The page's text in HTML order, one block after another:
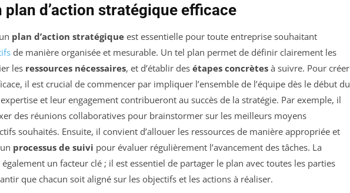
plan d’action stratégique efficace
plan d’action stratégique est essentielle pour toute entreprise souhaitant
de manière organisée et mesurable. Un tel plan permet de définir clairement les
les ressources nécessaires, et d’établir des étapes concrètes à suivre. Pour créer
il est crucial de commencer par impliquer l’ensemble de l’équipe dès le début du
et leur engagement contribueront au succès de la stratégie. Par exemple, il
des réunions collaboratives pour brainstormer sur les meilleurs moyens
souhaités. Ensuite, il convient d’allouer les ressources de manière appropriée et
processus de suivi pour évaluer régulièrement l’avancement des tâches. La
un facteur clé ; il est essentiel de partager le plan avec toutes les parties
que chacun soit aligné sur les objectifs et les actions à réaliser.